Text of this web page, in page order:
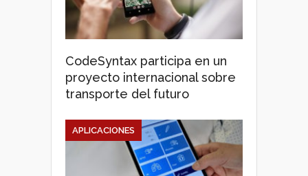
CodeSyntax participa en un
proyecto internacional sobre
transporte del futuro
APLICACIONES